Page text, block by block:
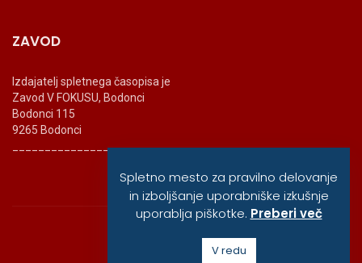
ZAVOD
Izdajatelj spletnega časopisa je
Zavod V FOKUSU, Bodonci
Bodonci 115
9265 Bodonci
_______________________
© vfokusu, 2020
Spletno mesto za pravilno delovanje
in izboljšanje uporabniške izkušnje
uporablja piškotke. Preberi več
V redu